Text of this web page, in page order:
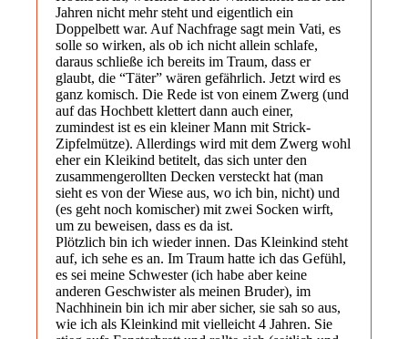
Jahren nicht mehr steht und eigentlich ein
Doppelbett war. Auf Nachfrage sagt mein Vati, es
solle so wirken, als ob ich nicht allein schlafe,
daraus schließe ich bereits im Traum, dass er
glaubt, die “Täter” wären gefährlich. Jetzt wird es
ganz komisch. Die Rede ist von einem Zwerg (und
auf das Hochbett klettert dann auch einer,
zumindest ist es ein kleiner Mann mit Strick-
Zipfelmütze). Allerdings wird mit dem Zwerg wohl
eher ein Kleikind betitelt, das sich unter den
zusammengerollten Decken versteckt hat (man
sieht es von der Wiese aus, wo ich bin, nicht) und
(es geht noch komischer) mit zwei Socken wirft,
um zu beweisen, dass es da ist.
Plötzlich bin ich wieder innen. Das Kleinkind steht
auf, ich sehe es an. Im Traum hatte ich das Gefühl,
es sei meine Schwester (ich habe aber keine
anderen Geschwister als meinen Bruder), im
Nachhinein bin ich mir aber sicher, sie sah so aus,
wie ich als Kleinkind mit vielleicht 4 Jahren. Sie